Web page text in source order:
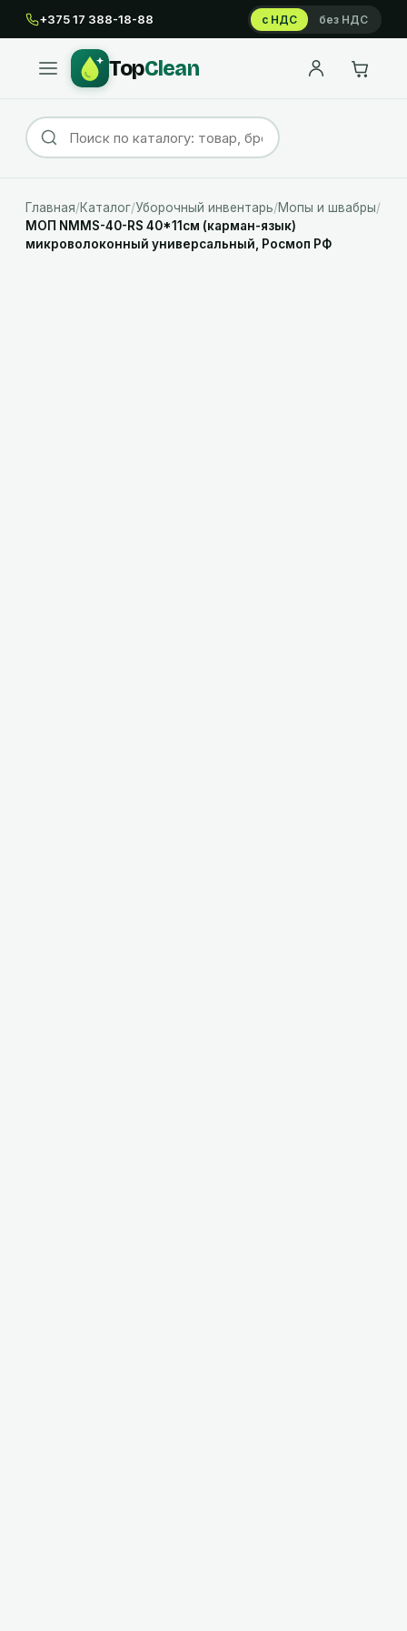
+375 17 388-18-88 с НДС без НДС
TopClean
Главная/Каталог/Уборочный инвентарь/Мопы и швабры/
МОП NMMS-40-RS 40*11см (карман-язык)
микроволоконный универсальный, Росмоп РФ